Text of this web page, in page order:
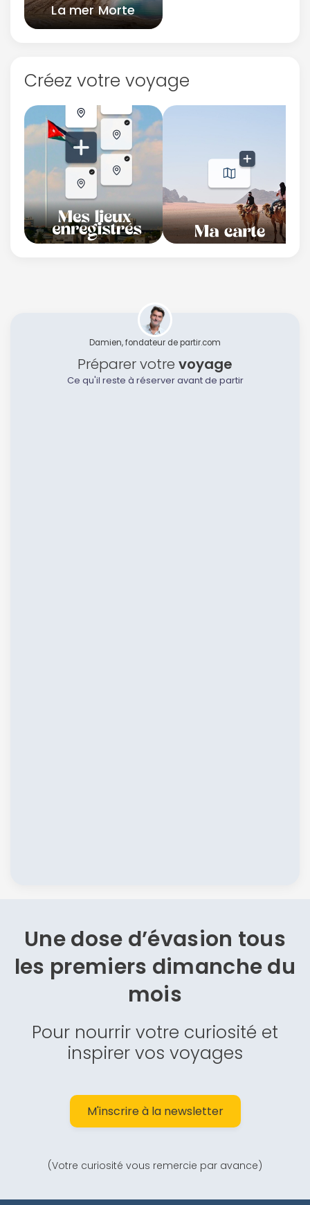
La mer Morte
Créez votre voyage
Damien, fondateur de partir.com
Préparer votre voyage
Ce qu'il reste à réserver avant de partir
Une dose d’évasion tous
les premiers dimanche du
mois
Pour nourrir votre curiosité et
inspirer vos voyages
M'inscrire à la newsletter
(Votre curiosité vous remercie par avance)